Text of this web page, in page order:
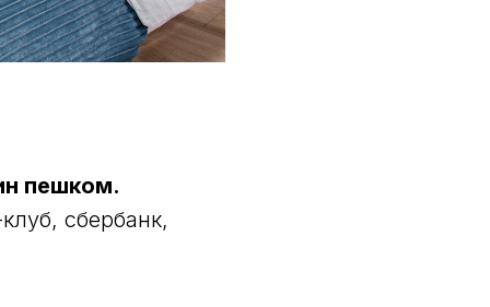
пешком.
сбербанк,